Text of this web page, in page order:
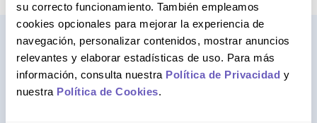
su correcto funcionamiento. También empleamos
cookies opcionales para mejorar la experiencia de
navegación, personalizar contenidos, mostrar anuncios
relevantes y elaborar estadísticas de uso. Para más
información, consulta nuestra Política de Privacidad y
nuestra Política de Cookies.